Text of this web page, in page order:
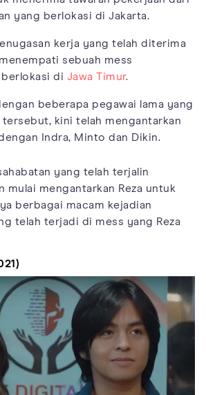
yang berlokasi di Jakarta.
kerja yang telah diterima
sebuah mess
di Jawa Timur.
beberapa pegawai lama yang
kini telah mengantarkan
Indra, Minto dan Dikin.
yang telah terjalin
mulai mengantarkan Reza untuk
berbagai macam kejadian
telah terjadi di mess yang Reza